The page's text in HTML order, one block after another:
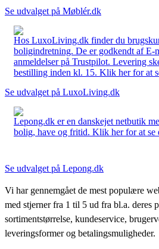
Se udvalget på Møblér.dk
Hos LuxoLiving.dk finder du
boligindretning. De er godkendt af E-
anmeldelser på Trustpilot. Levering
bestilling inden kl. 15. Klik her for at
Se udvalget på LuxoLiving.dk
Lepong.dk er en danskejet netbutik
bolig, have og fritid. Klik her for at se
Se udvalget på Lepong.dk
Vi har gennemgået de mest populære
med stjerner fra 1 til 5 ud fra bl.a. deres
sortimentstørrelse, kundeservice,
leveringsformer og betalingsmuligheder.